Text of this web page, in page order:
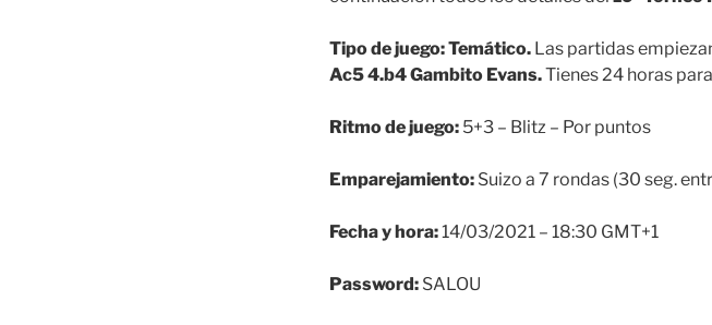
Tipo de juego:Temático. Las partidas
Ac5 4.b4 Gambito Evans.Tienes 24 horas
Ritmo de juego: 5+3 – Blitz – Por puntos
Emparejamiento: Suizo a 7 rondas (30 seg.
Fecha y hora:14/03/2021 – 18:30 GMT+1
Password: SALOU